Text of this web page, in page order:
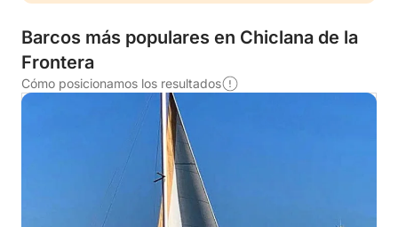
Barcos más populares en Chiclana de la
Frontera
Cómo posicionamos los resultados